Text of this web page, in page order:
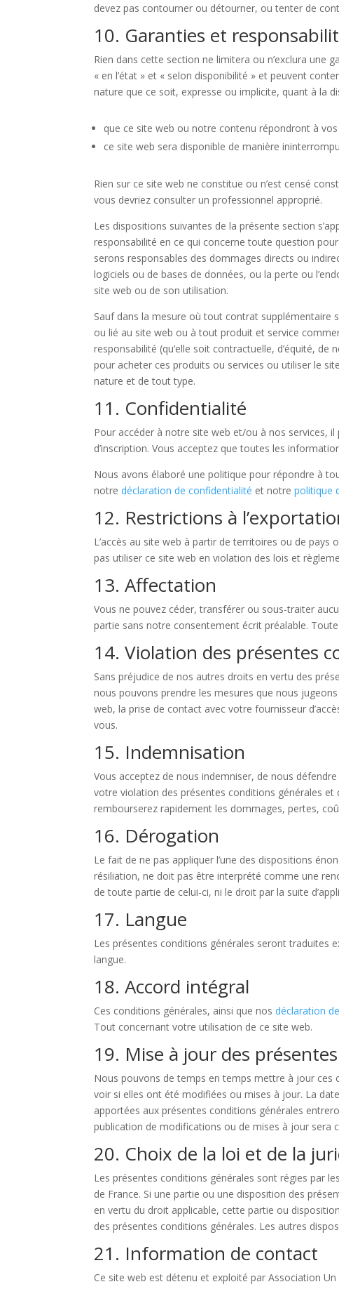
devez pas contourner ou détourner, ou tenter de
10. Garanties et
Rien dans cette section ne limitera ou n’exclura une
« en l’état » et « selon disponibilité » et peuvent
nature que ce soit, expresse ou implicite, quant à la
que ce site web ou notre contenu répondront à vos
ce site web sera disponible de manière
Rien sur ce site web ne constitue ou n’est censé
vous devriez consulter un professionnel approprié.
Les dispositions suivantes de la présente section
responsabilité en ce qui concerne toute question
serons responsables des dommages directs ou
logiciels ou de bases de données, ou la perte ou
site web ou de son utilisation.
Sauf dans la mesure où tout contrat
ou lié au site web ou à tout produit et service
responsabilité (qu’elle soit contractuelle, d’équité,
pour acheter ces produits ou services ou utiliser le
nature et de tout type.
11. Confidentialité
Pour accéder à notre site web et/ou à nos services,
d’inscription. Vous acceptez que toutes les
Nous avons élaboré une politique pour répondre à
notredéclaration de confidentialité et notrepolitique
12. Restrictions à
L’accès au site web à partir de territoires ou de pays
pas utiliser ce site web en violation des lois et
13. Affectation
Vous ne pouvez céder, transférer ou sous-traiter
partie sans notre consentement écrit préalable.
14. Violation des présentes
Sans préjudice de nos autres droits en vertu des
nous pouvons prendre les mesures que nous
web, la prise de contact avec votre fournisseur
vous.
15. Indemnisation
Vous acceptez de nous indemniser, de nous
votre violation des présentes conditions générales
rembourserez rapidement les dommages, pertes,
16. Dérogation
Le fait de ne pas appliquer l’une des dispositions
résiliation, ne doit pas être interprété comme une
de toute partie de celui-ci, ni le droit par la suite
17. Langue
Les présentes conditions générales seront traduites
langue.
18. Accord intégral
Ces conditions générales, ainsi que nosdéclaration
Tout concernant votre utilisation de ce site web.
19. Mise à jour des
Nous pouvons de temps en temps mettre à jour ces
voir si elles ont été modifiées ou mises à jour. La
apportées aux présentes conditions générales
publication de modifications ou de mises à jour sera
20. Choix de la loi et de la
Les présentes conditions générales sont régies par
de France. Si une partie ou une disposition des
en vertu du droit applicable, cette partie ou
des présentes conditions générales. Les autres
21. Information de contact
Ce site web est détenu et exploité par Association Un